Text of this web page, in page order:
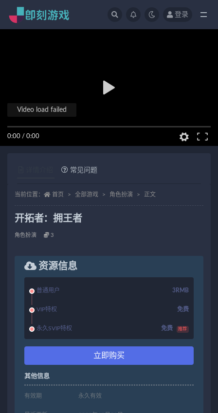
登录
0:00 / 0:00
Video load failed
常见问题
当前位置： 首页 全部游戏 角色扮演 正文
开拓者：拥王者
角色扮演 3
资源信息
普通用户 3RMB
VIP特权 免费
永久SVIP特权 免费 推荐
立即购买
其他信息
有效期 永久有效